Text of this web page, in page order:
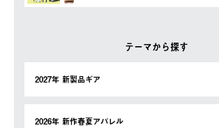
テーマから探す
2027年 新製品ギア
2026年 新作春夏アパレル